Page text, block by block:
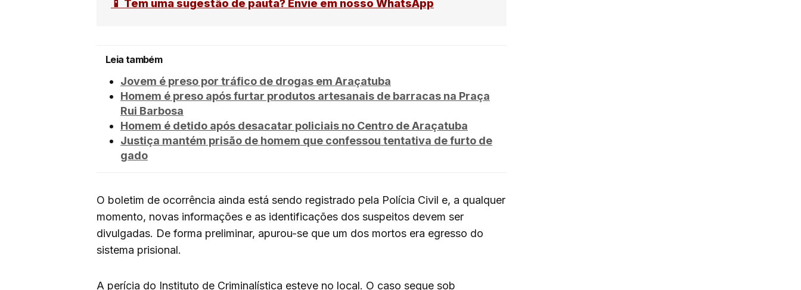
📱 Tem uma sugestão de pauta? Envie em nosso WhatsApp
Leia também
Jovem é preso por tráfico de drogas em Araçatuba
Homem é preso após furtar produtos artesanais de barracas na Praça
Rui Barbosa
Homem é detido após desacatar policiais no Centro de Araçatuba
Justiça mantém prisão de homem que confessou tentativa de furto de
gado
O boletim de ocorrência ainda está sendo registrado pela Polícia Civil e, a qualquer
momento, novas informações e as identificações dos suspeitos devem ser
divulgadas. De forma preliminar, apurou-se que um dos mortos era egresso do
sistema prisional.
A perícia do Instituto de Criminalística esteve no local. O caso segue sob